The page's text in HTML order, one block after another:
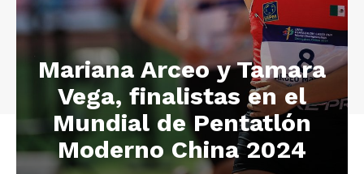
Mariana Arceo y Tamara
Vega, finalistas en el
Mundial de Pentatlón
Moderno China 2024